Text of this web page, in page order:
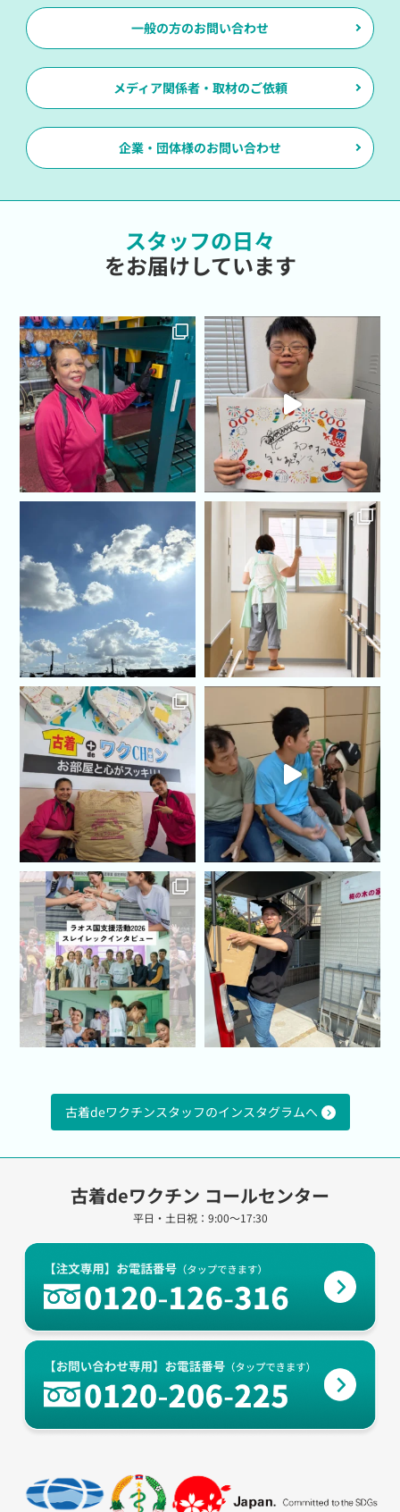
一般の方のお問い合わせ
メディア関係者・取材のご依頼
企業・団体様のお問い合わせ
スタッフの日々
をお届けしています
古着deワクチンスタッフのインスタグラムへ
古着deワクチン コールセンター
平日・土日祝：9:00～17:30